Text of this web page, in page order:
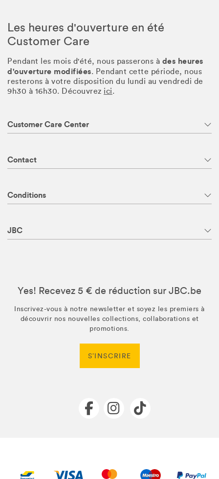
Les heures d'ouverture en été
Customer Care
Pendant les mois d'été, nous passerons à des heures
d'ouverture modifiées. Pendant cette période, nous
resterons à votre disposition du lundi au vendredi de
9h30 à 16h30. Découvrez ici.
Customer Care Center
Contact
Conditions
JBC
Yes! Recevez 5 € de réduction sur JBC.be
Inscrivez-vous à notre newsletter et soyez les premiers à
découvrir nos nouvelles collections, collaborations et
promotions.
S’INSCRIRE